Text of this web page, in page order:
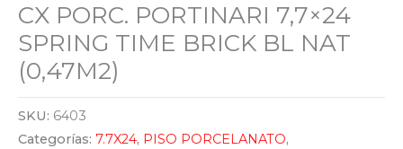
CX PORC. PORTINARI 7,7×24
SPRING TIME BRICK BL NAT
(0,47M2)
SKU: 6403
Categorías: 7.7X24, PISO PORCELANATO,